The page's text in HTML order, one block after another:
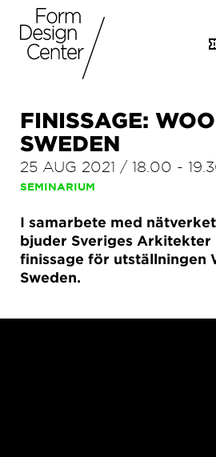
FINISSAGE:
SWEDEN
25 AUG 2021 / 18.00 -
SEMINARIUM
I samarbete med
bjuder Sveriges Arkitekter
finissage för utställningen
Sweden.